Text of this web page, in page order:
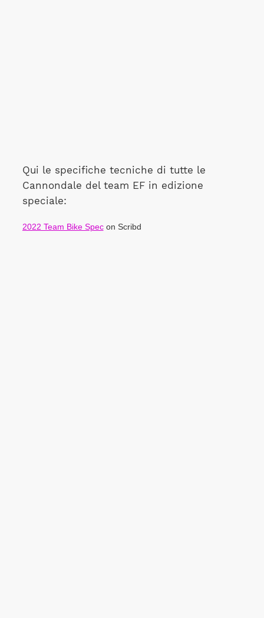
Qui le specifiche tecniche di tutte le
Cannondale del team EF in edizione
speciale:
2022 Team Bike Specon Scribd